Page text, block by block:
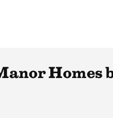
Homes